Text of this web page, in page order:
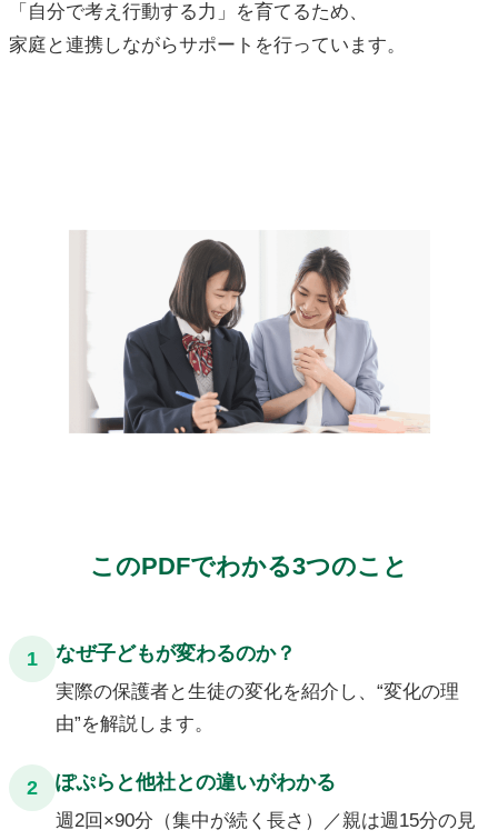
「自分で考え行動する力」を育てるため、
家庭と連携しながらサポートを行っています。
このPDFでわかる3つのこと
1 なぜ子どもが変わるのか？
実際の保護者と生徒の変化を紹介し、“変化の理
由”を解説します。
2 ぽぷらと他社との違いがわかる
週2回×90分（集中が続く長さ）／親は週15分の見